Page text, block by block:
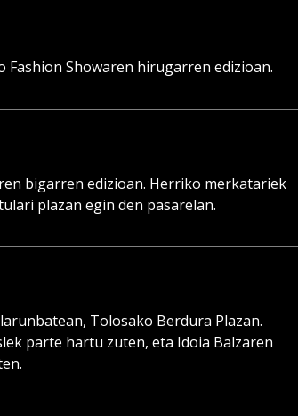
Showaren hirugarren edizioan.
bigarren edizioan. Herriko merkatariek
plazan egin den pasarelan.
Tolosako Berdura Plazan.
parte hartu zuten, eta Idoia Balzaren